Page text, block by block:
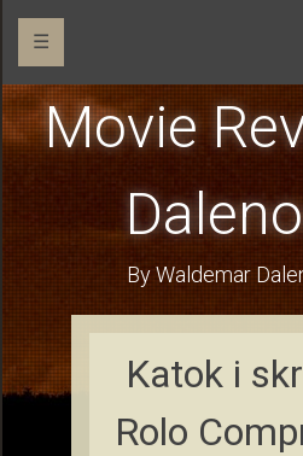
☰
Movie
By Waldemar
Katok i
Rolo